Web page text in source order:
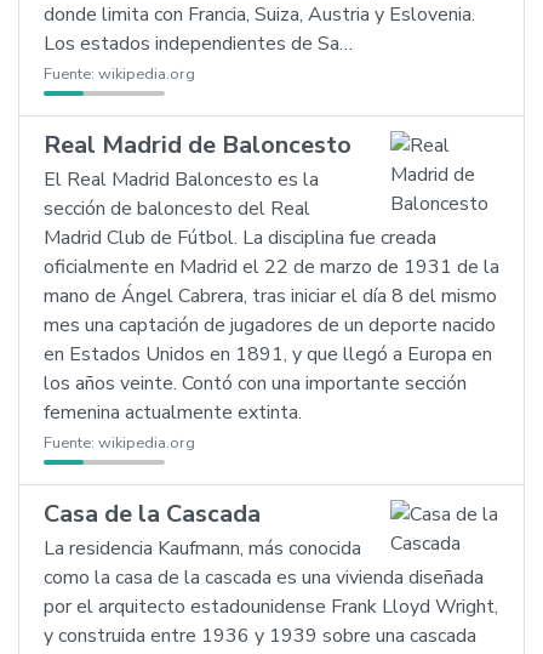
donde limita con Francia, Suiza, Austria y Eslovenia.
Los estados independientes de Sa…
Fuente: wikipedia.org
Real Madrid de Baloncesto
El Real Madrid Baloncesto es la
sección de baloncesto del Real
Madrid Club de Fútbol. La disciplina fue creada
oficialmente en Madrid el 22 de marzo de 1931 de la
mano de Ángel Cabrera, tras iniciar el día 8 del mismo
mes una captación de jugadores de un deporte nacido
en Estados Unidos en 1891, y que llegó a Europa en
los años veinte. Contó con una importante sección
femenina actualmente extinta.
Fuente: wikipedia.org
Casa de la Cascada
La residencia Kaufmann, más conocida
como la casa de la cascada es una vivienda diseñada
por el arquitecto estadounidense Frank Lloyd Wright,
y construida entre 1936 y 1939 sobre una cascada